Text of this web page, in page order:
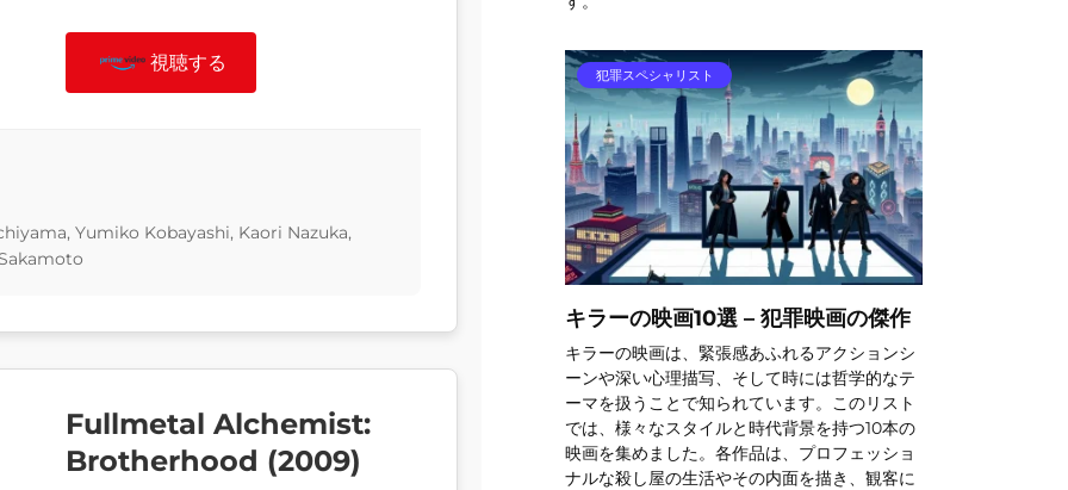
視聴する
Yumiko Kobayashi, Kaori Nazuka,
Fullmetal Alchemist:
Brotherhood (2009)
犯罪スペシャリスト
キラーの映画10選 – 犯罪映画の傑作
キラーの映画は、緊張感あふれるアクションシ
ーンや深い心理描写、そして時には哲学的なテ
ーマを扱うことで知られています。このリスト
では、様々なスタイルと時代背景を持つ10本の
映画を集めました。各作品は、プロフェッショ
ナルな殺し屋の生活やその内面を描き、観客に